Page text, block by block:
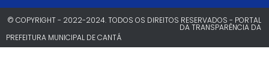
© COPYRIGHT - 2022-2024. TODOS OS DIREITOS RESERVADOS - PORTAL
DA TRANSPARÊNCIA DA
PREFEITURA MUNICIPAL DE CANTÁ